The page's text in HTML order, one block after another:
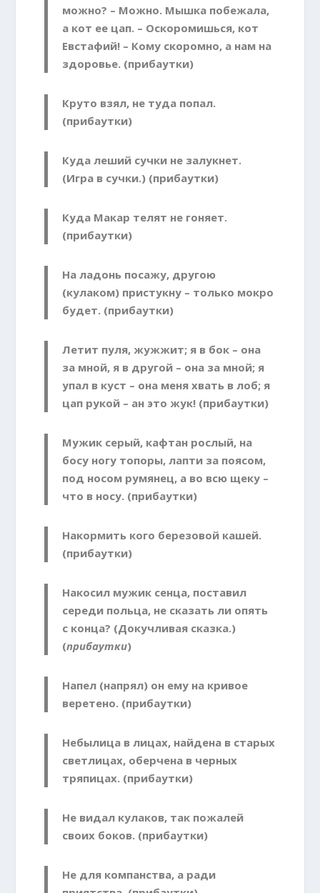
можно? – Можно. Мышка побежала,
а кот ее цап. – Оскоромишься, кот
Евстафий! – Кому скоромно, а нам на
здоровье. (прибаутки)
Круто взял, не туда попал.
(прибаутки)
Куда леший сучки не залукнет.
(Игра в сучки.) (прибаутки)
Куда Макар телят не гоняет.
(прибаутки)
На ладонь посажу, другою
(кулаком) пристукну – только мокро
будет. (прибаутки)
Летит пуля, жужжит; я в бок – она
за мной, я в другой – она за мной; я
упал в куст – она меня хвать в лоб; я
цап рукой – ан это жук! (прибаутки)
Мужик серый, кафтан рослый, на
босу ногу топоры, лапти за поясом,
под носом румянец, а во всю щеку –
что в носу. (прибаутки)
Накормить кого березовой кашей.
(прибаутки)
Накосил мужик сенца, поставил
середи польца, не сказать ли опять
с конца? (Докучливая сказка.)
(прибаутки)
Напел (напрял) он ему на кривое
веретено. (прибаутки)
Небылица в лицах, найдена в старых
светлицах, оберчена в черных
тряпицах. (прибаутки)
Не видал кулаков, так пожалей
своих боков. (прибаутки)
Не для компанства, а ради